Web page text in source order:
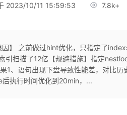
2023/10/11 15:59:53 7.8k+
因】 之前做过hint优化，只指定了
引扫描了12亿【规避措施】指定
1、语句出现下盘导致性能差，对比
执行时间优化到20min，...